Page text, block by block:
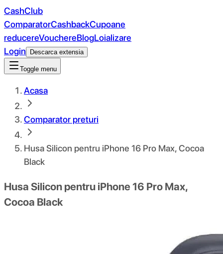
CashClub
ComparatorCashbackCupoane
reducereVouchereBlogLoializare
Login
Descarca extensia
Toggle menu
Acasa
Comparator preturi
Husa Silicon pentru iPhone 16 Pro Max, Cocoa
Black
Husa Silicon pentru iPhone 16 Pro Max,
Cocoa Black